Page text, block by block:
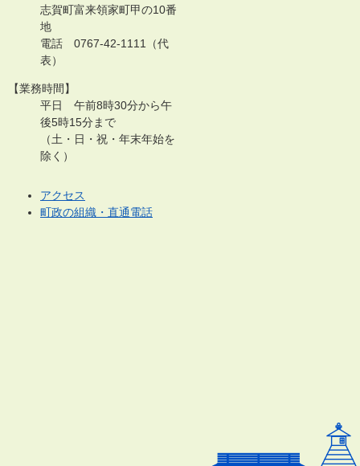
志賀町富来領家町甲の10番
地
電話 0767-42-1111（代
表）
【業務時間】
平日 午前8時30分から午
後5時15分まで
（土・日・祝・年末年始を
除く）
アクセス
町政の組織・直通電話